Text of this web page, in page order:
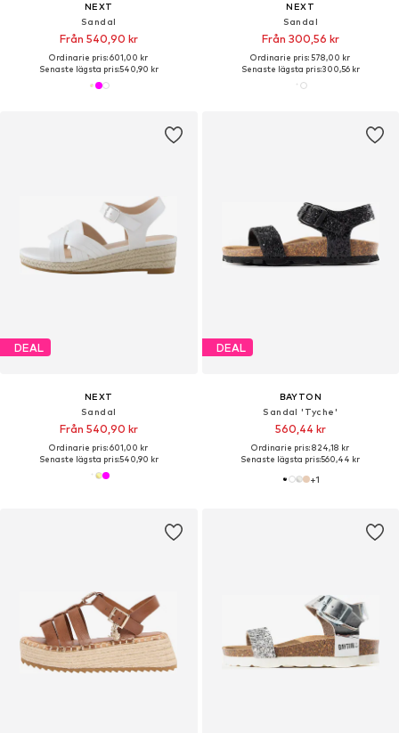
NEXT
Sandal
Från 540,90 kr
Ordinarie pris: 601,00 kr
Senaste lägsta pris:540,90 kr
NEXT
Sandal
Från 300,56 kr
Ordinarie pris: 578,00 kr
Senaste lägsta pris:300,56 kr
DEAL
NEXT
Sandal
Från 540,90 kr
Ordinarie pris: 601,00 kr
Senaste lägsta pris:540,90 kr
DEAL
BAYTON
Sandal 'Tyche'
560,44 kr
Ordinarie pris: 824,18 kr
Senaste lägsta pris:560,44 kr
+1